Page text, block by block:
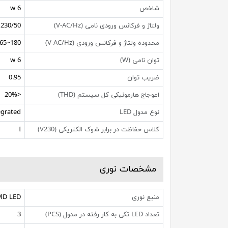
شاخص
6 w
ولتاژ و فرکانس ورودی نامی (V-AC/Hz)
230/50
محدوده ولتاژ و فرکانس ورودی (V-AC/Hz)
180~265 / 50~60
توان نامی (W)
6 w
ضریب توان
0.95
اعوجاج هارمونیکی کل سیستم (THD)
<20%
نوع مدول LED
کلاس حفاظت در برابر شوک الکتریکی (V230)
I
مشخصات نوری
منبع نوری
LED
تعداد LED تکی به کار رفته در مدول (PCS)
3